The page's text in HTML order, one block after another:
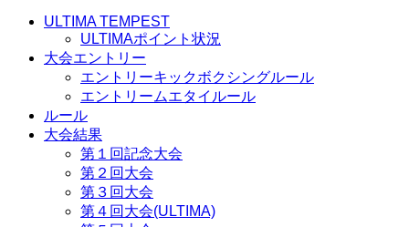
ULTIMA TEMPEST
ULTIMAポイント状況
大会エントリー
エントリーキックボクシングルール
エントリームエタイルール
ルール
大会結果
第１回記念大会
第２回大会
第３回大会
第４回大会(ULTIMA)